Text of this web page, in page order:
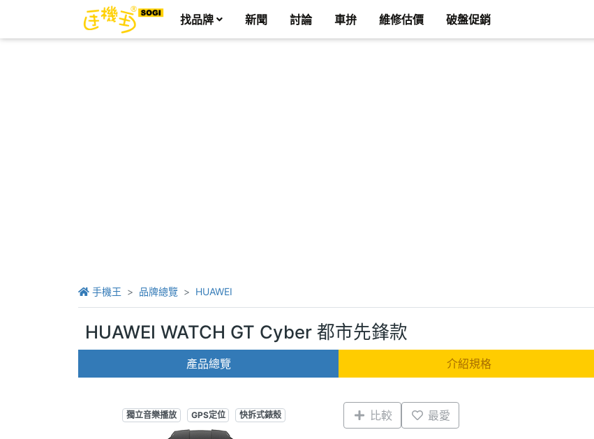
找品牌 新聞 討論 車拚 維修估價 破盤促銷
手機王 品牌總覽 HUAWEI
HUAWEI WATCH GT Cyber 都市先鋒款
產品總覽 介紹規格
獨立音樂播放 GPS定位 快拆式錶殼 比較 最愛